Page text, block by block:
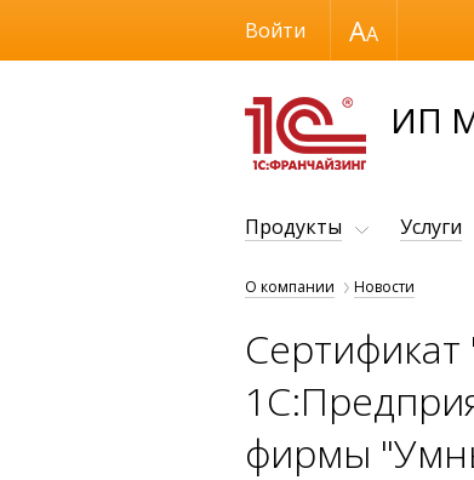
Размер шрифта
ИП
Войти
Продукты Услуги
О компании Новости
фирмы